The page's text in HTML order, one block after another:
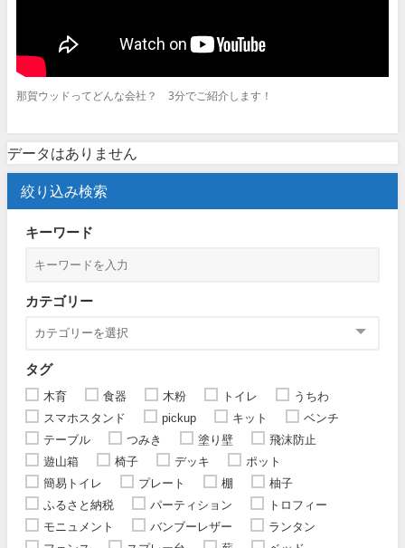
那賀ウッドってどんな会社？ 3分でご紹介します！
データはありません
絞り込み検索
キーワード
カテゴリー
タグ
木育 食器 木粉 トイレ
うちわ
スマホスタンド
pickup キット
ベンチ
テーブル
つみき 塗り壁
飛沫防止
遊山箱
椅子 デッキ
ポット
簡易トイレ
プレート 棚
柚子
ふるさと納税
パーティション
トロフィー
モニュメント
バンブーレザー
ランタン